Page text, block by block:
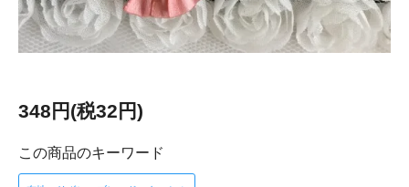
348円(税32円)
この商品のキーワード